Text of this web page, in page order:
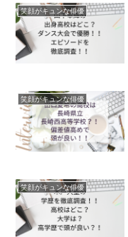
笑顔がキュンな俳優
笑顔がキュンな俳優
笑顔がキュンな俳優